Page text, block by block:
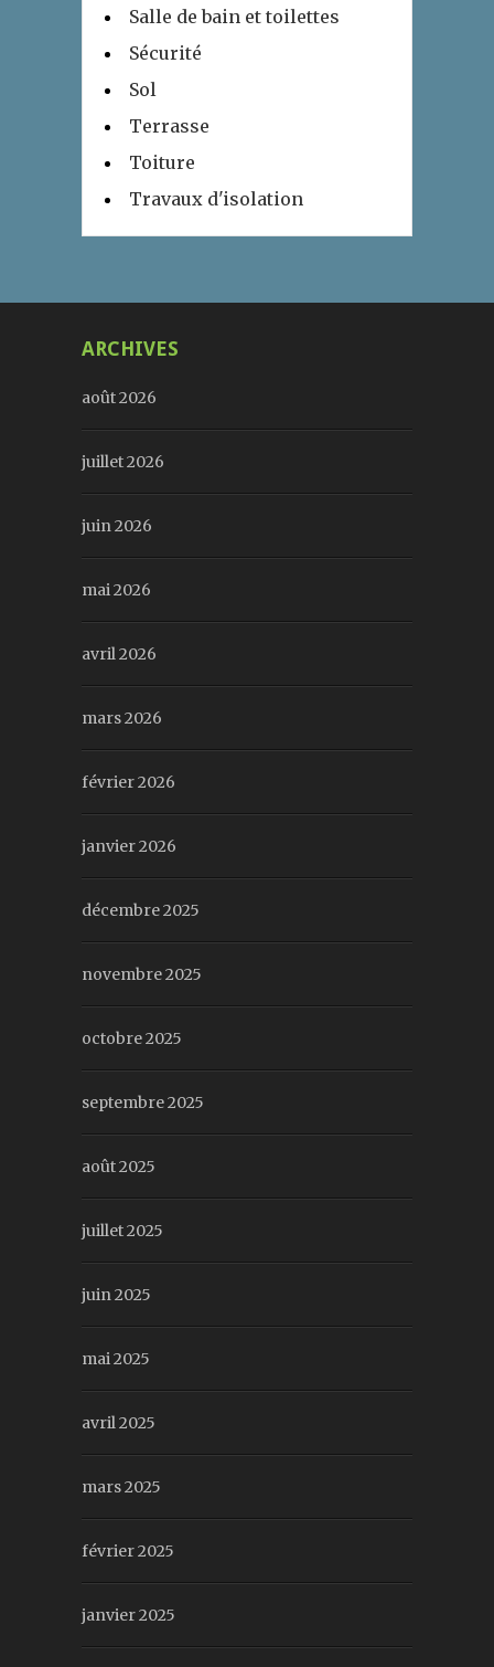
Salle de bain et toilettes
Sécurité
Sol
Terrasse
Toiture
Travaux d'isolation
ARCHIVES
août 2026
juillet 2026
juin 2026
mai 2026
avril 2026
mars 2026
février 2026
janvier 2026
décembre 2025
novembre 2025
octobre 2025
septembre 2025
août 2025
juillet 2025
juin 2025
mai 2025
avril 2025
mars 2025
février 2025
janvier 2025